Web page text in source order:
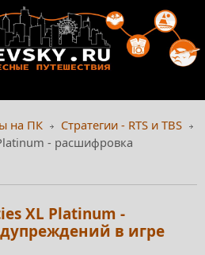
на ПК
Стратегии - RTS и TBS
- расшифровка
XL Platinum -
в игре